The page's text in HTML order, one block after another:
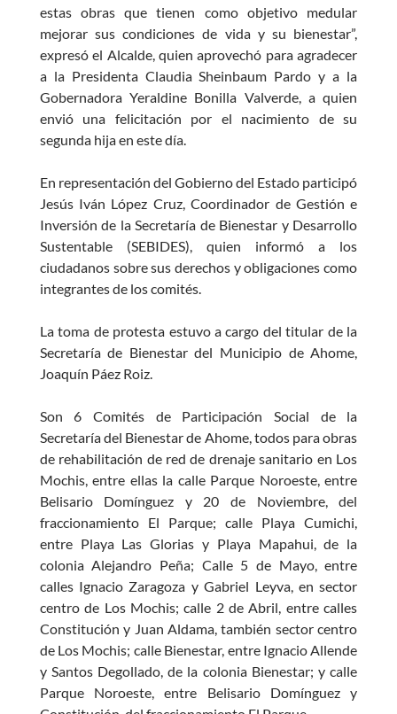
estas obras que tienen como objetivo medular
mejorar sus condiciones de vida y su bienestar”,
expresó el Alcalde, quien aprovechó para agradecer
a la Presidenta Claudia Sheinbaum Pardo y a la
Gobernadora Yeraldine Bonilla Valverde, a quien
envió una felicitación por el nacimiento de su
segunda hija en este día.
En representación del Gobierno del Estado participó
Jesús Iván López Cruz, Coordinador de Gestión e
Inversión de la Secretaría de Bienestar y Desarrollo
Sustentable (SEBIDES), quien informó a los
ciudadanos sobre sus derechos y obligaciones como
integrantes de los comités.
La toma de protesta estuvo a cargo del titular de la
Secretaría de Bienestar del Municipio de Ahome,
Joaquín Páez Roiz.
Son 6 Comités de Participación Social de la
Secretaría del Bienestar de Ahome, todos para obras
de rehabilitación de red de drenaje sanitario en Los
Mochis, entre ellas la calle Parque Noroeste, entre
Belisario Domínguez y 20 de Noviembre, del
fraccionamiento El Parque; calle Playa Cumichi,
entre Playa Las Glorias y Playa Mapahui, de la
colonia Alejandro Peña; Calle 5 de Mayo, entre
calles Ignacio Zaragoza y Gabriel Leyva, en sector
centro de Los Mochis; calle 2 de Abril, entre calles
Constitución y Juan Aldama, también sector centro
de Los Mochis; calle Bienestar, entre Ignacio Allende
y Santos Degollado, de la colonia Bienestar; y calle
Parque Noroeste, entre Belisario Domínguez y